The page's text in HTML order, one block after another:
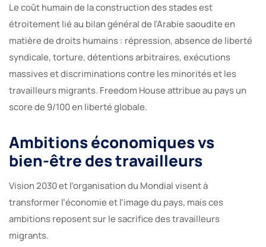
Le coût humain de la construction des stades est
étroitement lié au bilan général de l’Arabie saoudite en
matière de droits humains : répression, absence de liberté
syndicale, torture, détentions arbitraires, exécutions
massives et discriminations contre les minorités et les
travailleurs migrants. Freedom House attribue au pays un
score de 9/100 en liberté globale.
Ambitions économiques vs
bien-être des travailleurs
Vision 2030 et l’organisation du Mondial visent à
transformer l’économie et l’image du pays, mais ces
ambitions reposent sur le sacrifice des travailleurs
migrants.